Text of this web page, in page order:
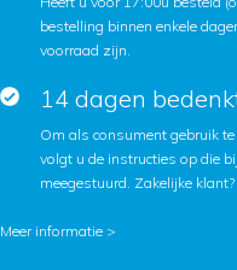
bestelling binnen enkele
voorraad zijn.
14 dagen
Om als consument gebruik
volgt u de instructies op die
meegestuurd. Zakelijke klant?
Meer informatie >